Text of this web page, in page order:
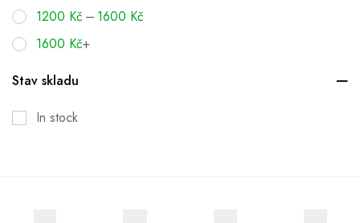
1200 Kč – 1600 Kč
1600 Kč+
Stav skladu
In stock